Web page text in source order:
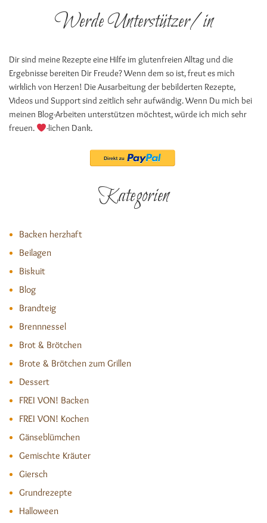
Werde Unterstützer/in
Dir sind meine Rezepte eine Hilfe im glutenfreien Alltag und die
Ergebnisse bereiten Dir Freude? Wenn dem so ist, freut es mich
wirklich von Herzen! Die Ausarbeitung der bebilderten Rezepte,
Videos und Support sind zeitlich sehr aufwändig. Wenn Du mich bei
meinen Blog-Arbeiten unterstützen möchtest, würde ich mich sehr
freuen.
-lichen Dank.
Kategorien
Backen herzhaft
Beilagen
Biskuit
Blog
Brandteig
Brennnessel
Brot & Brötchen
Brote & Brötchen zum Grillen
Dessert
FREI VON! Backen
FREI VON! Kochen
Gänseblümchen
Gemischte Kräuter
Giersch
Grundrezepte
Halloween